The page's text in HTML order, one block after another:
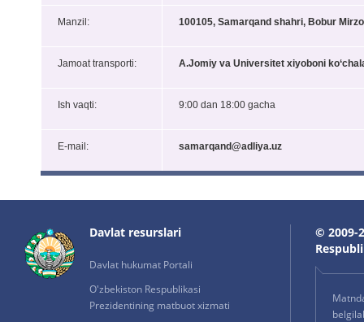
Manzil: 100105, Samarqand shahri, Bobur
Jamoat transporti: A.Jomiy va Universitet xiyoboni
Ish vaqti: 9:00 dan 18:00 gacha
E-mail: samarqand@adliya.uz
Davlat resurslari
Davlat hukumat Portali
O'zbekiston Respublikasi
Prezidentining matbuot xizmati
© 2009-